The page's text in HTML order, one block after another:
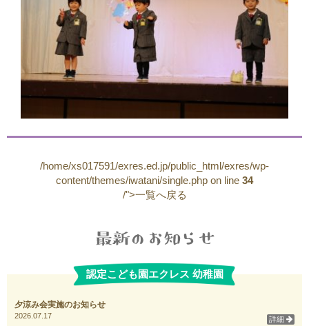
/home/xs017591/exres.ed.jp/public_html/exres/wp-
content/themes/iwatani/single.php on line 34
/">一覧へ戻る
認定こども園エクレス 幼稚園
夕涼み会実施のお知らせ
2026.07.17 詳細